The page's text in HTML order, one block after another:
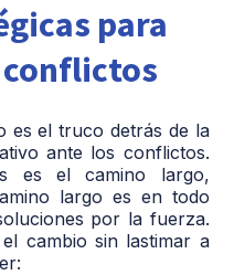
para
es el truco detrás de la
ante los conflictos.
es el camino largo,
largo es en todo
por la fuerza.
cambio sin lastimar a